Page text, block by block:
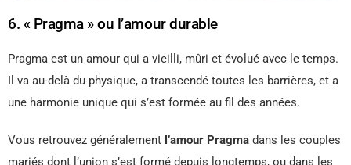
6. « Pragma » ou l’amour durable
Pragma est un amour qui a vieilli, mûri et évolué avec le temps.
Il va au-delà du physique, a transcendé toutes les barrières, et a
une harmonie unique qui s’est formée au fil des années.
Vous retrouvez généralement l’amour Pragma dans les couples
mariés dont l’union s’est formé depuis longtemps, ou dans les